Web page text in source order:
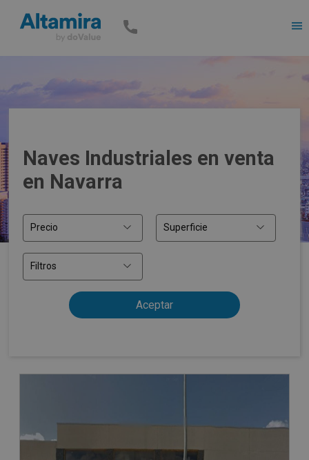
Naves Industriales en venta
en Navarra
Precio Superficie
Filtros